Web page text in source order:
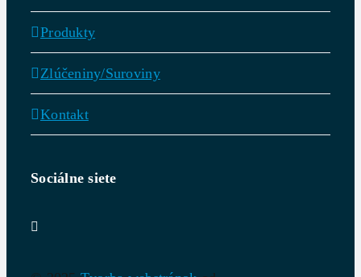
Produkty
Zlúčeniny/Suroviny
Kontakt
Sociálne siete